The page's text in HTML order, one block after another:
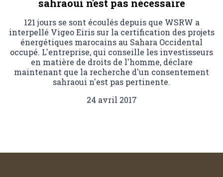
sahraoui n'est pas nécessaire
121 jours se sont écoulés depuis que WSRW a
interpellé Vigeo Eiris sur la certification des projets
énergétiques marocains au Sahara Occidental
occupé. L'entreprise, qui conseille les investisseurs
en matière de droits de l'homme, déclare
maintenant que la recherche d'un consentement
sahraoui n'est pas pertinente.
24 avril 2017